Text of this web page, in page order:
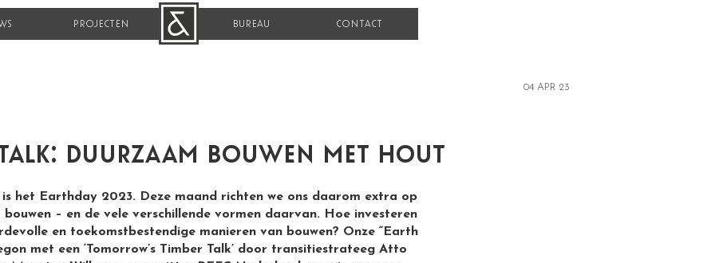
PROJECTEN B&R BUREAU CONTACT
04 APR 23
duurzaam bouwen met hout
is het Earthday 2023. Deze maand richten we ons daarom extra op
bouwen – en de vele verschillende vormen daarvan. Hoe investeren
en toekomstbestendige manieren van bouwen? Onze “Earth
met een ‘Tomorrow’s Timber Talk’ door transitiestrateeg Atto